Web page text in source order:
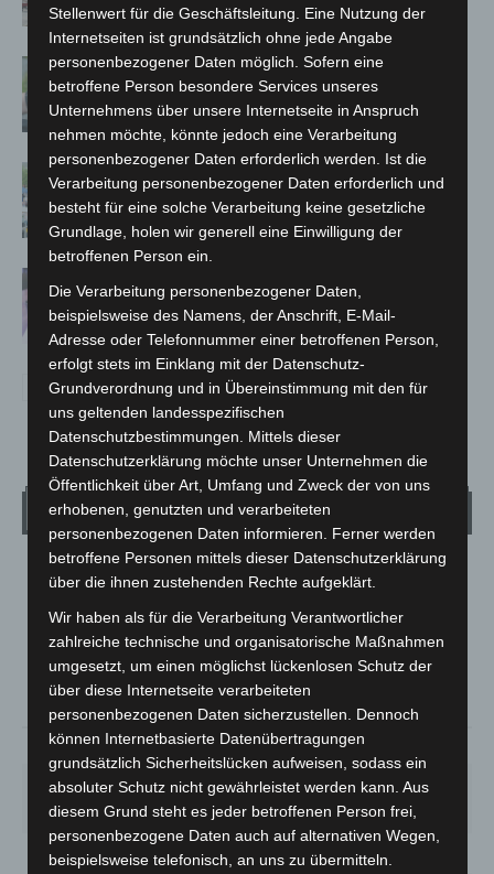
Langenhagen: Autofahrer mit 3,17
Promille aus dem Verkehr gezogen
Blaulichtmeile Langenhagen 2026:
Polizei, Feuerwehr und Rettung
hautnah erleben
von Anzeigen per Videochat
Wetter
LANGENHAGEN
21°C 21.7°
59% 3.9m/s 77%
FR.
21°
SA.
26°
SO.
32°
MO.
31°
DI.
23
Stellenwert für die Geschäftsleitung. Eine Nutzung der
Internetseiten ist grundsätzlich ohne jede Angabe
personenbezogener Daten möglich. Sofern eine
betroffene Person besondere Services unseres
Unternehmens über unsere Internetseite in Anspruch
nehmen möchte, könnte jedoch eine Verarbeitung
personenbezogener Daten erforderlich werden. Ist die
Verarbeitung personenbezogener Daten erforderlich und
besteht für eine solche Verarbeitung keine gesetzliche
Grundlage, holen wir generell eine Einwilligung der
betroffenen Person ein.
Die Verarbeitung personenbezogener Daten,
beispielsweise des Namens, der Anschrift, E-Mail-
Adresse oder Telefonnummer einer betroffenen Person,
erfolgt stets im Einklang mit der Datenschutz-
Grundverordnung und in Übereinstimmung mit den für
uns geltenden landesspezifischen
Datenschutzbestimmungen. Mittels dieser
Datenschutzerklärung möchte unser Unternehmen die
Öffentlichkeit über Art, Umfang und Zweck der von uns
erhobenen, genutzten und verarbeiteten
personenbezogenen Daten informieren. Ferner werden
betroffene Personen mittels dieser Datenschutzerklärung
über die ihnen zustehenden Rechte aufgeklärt.
Wir haben als für die Verarbeitung Verantwortlicher
zahlreiche technische und organisatorische Maßnahmen
umgesetzt, um einen möglichst lückenlosen Schutz der
über diese Internetseite verarbeiteten
personenbezogenen Daten sicherzustellen. Dennoch
können Internetbasierte Datenübertragungen
grundsätzlich Sicherheitslücken aufweisen, sodass ein
absoluter Schutz nicht gewährleistet werden kann. Aus
diesem Grund steht es jeder betroffenen Person frei,
personenbezogene Daten auch auf alternativen Wegen,
beispielsweise telefonisch, an uns zu übermitteln.